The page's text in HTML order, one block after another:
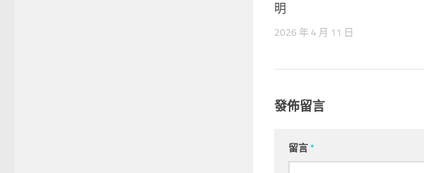
明
2026 年 4 月 11 日
發佈留言
留言*